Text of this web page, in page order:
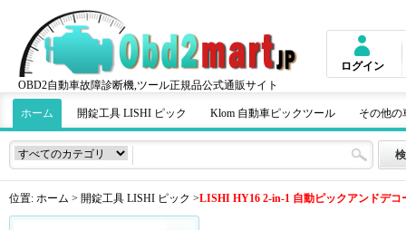
OBD2自動車故障診断機,ツール正規品公式通販サイト
ログイン
ホーム 開錠工具 LISHI ピック Klom 自動車ピックツール その他の
位置: ホーム > 開錠工具 LISHI ピック >LISHI HY16 2-in-1 自動ピックアンドデ